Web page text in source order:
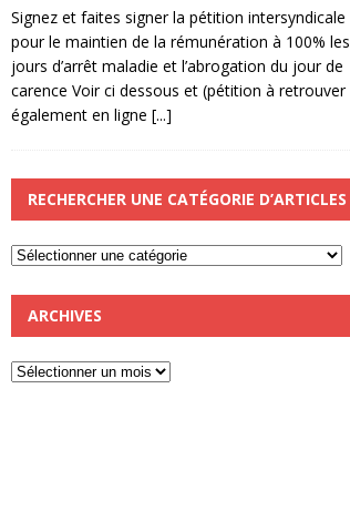
Signez et faites signer la pétition intersyndicale
pour le maintien de la rémunération à 100% les
jours d’arrêt maladie et l’abrogation du jour de
carence Voir ci dessous et (pétition à retrouver
également en ligne [...]
RECHERCHER UNE CATÉGORIE D’ARTICLES
ARCHIVES